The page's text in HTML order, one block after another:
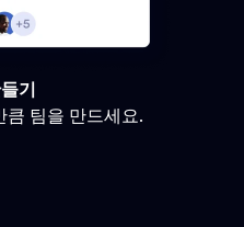
기
큼 팀을 만드세요.